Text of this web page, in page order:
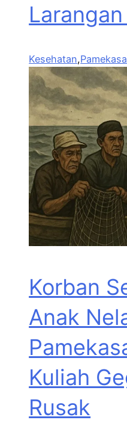
Kesehatan,
Korban
Anak
Kuliah
Rusak